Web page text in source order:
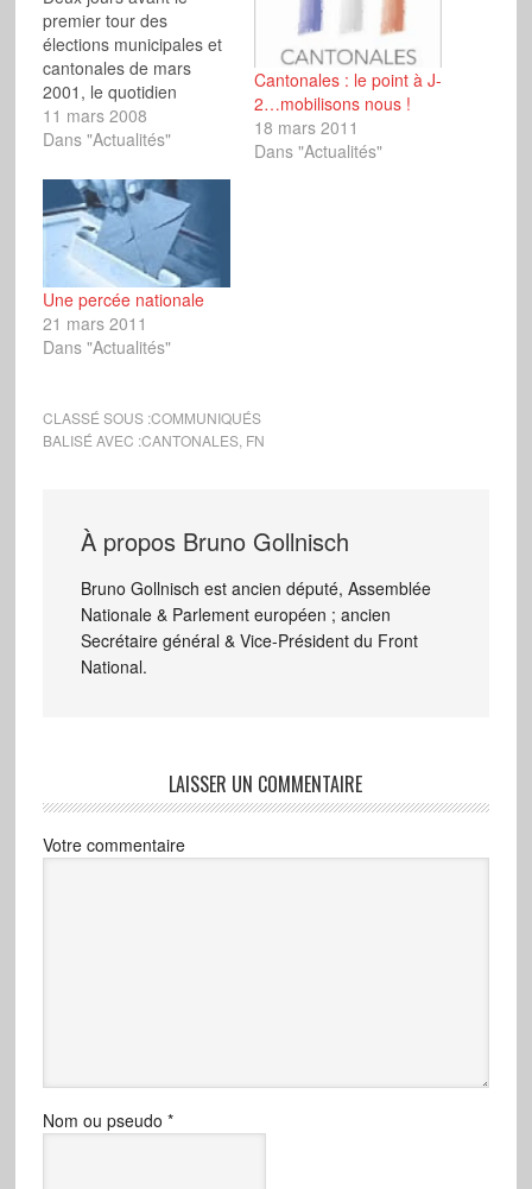
premier tour des
élections municipales et
cantonales de mars
2001, le quotidien
bancaire Libération titrait
« l’extrême droite en
s’arrêtant longuement
sur le crépuscule
inéluctable du
Mouvement de Jean-
Marie Le Pen… 13 mois
plus tard, le Président du
Front National se
qualifiait pour…
11 mars 2008
Dans "Actualités"
Cantonales : le point à J-
2…mobilisons nous !
18 mars 2011
Dans "Actualités"
Une percée nationale
21 mars 2011
Dans "Actualités"
CLASSÉ SOUS :COMMUNIQUÉS
BALISÉ AVEC :CANTONALES, FN
À propos Bruno Gollnisch
Bruno Gollnisch est ancien député, Assemblée
Nationale & Parlement européen ; ancien
Secrétaire général & Vice-Président du Front
National.
LAISSER UN COMMENTAIRE
Votre commentaire
Nom ou pseudo *